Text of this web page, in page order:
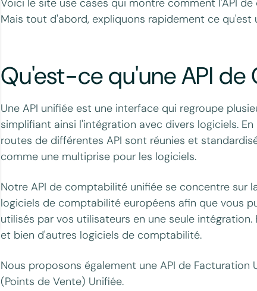
Mais tout d'abord, expliquons rapidement ce qu'est
Qu'est-ce qu'une API
Une API unifiée est une interface qui regroupe
simplifiant ainsi l'intégration avec divers logiciels.
routes de différentes API sont réunies et
comme une multiprise pour les logiciels.
Notre API de comptabilité unifiée se concentre sur
logiciels de comptabilité européens afin que vous
utilisés par vos utilisateurs en une seule intégration.
et bien d'autres logiciels de comptabilité.
Nous proposons également une API de Facturation
(Points de Vente) Unifiée.